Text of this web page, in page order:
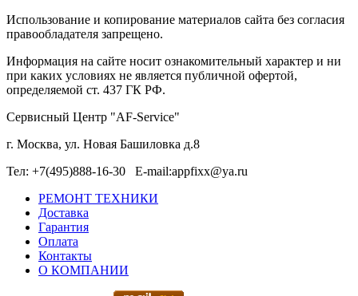
Использование и копирование материалов сайта без согласия
правообладателя запрещено.
Информация на сайте носит ознакомительный характер и ни
при каких условиях не является публичной офертой,
определяемой ст. 437 ГК РФ.
Сервисный Центр "AF-Service"
г. Москва, ул. Новая Башиловка д.8
Тел: +7(495)888-16-30 E-mail:appfixx@ya.ru
РЕМОНТ ТЕХНИКИ
Доставка
Гарантия
Оплата
Контакты
О КОМПАНИИ